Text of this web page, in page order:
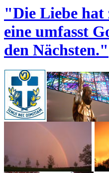
"Die Liebe hat
eine umfasst
den Nächsten."